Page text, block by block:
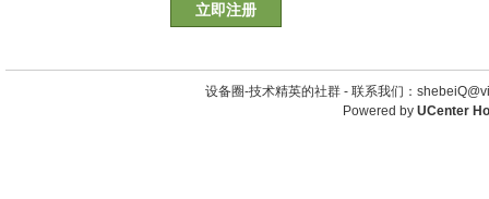
立即注册
设备圈-技术精英的社群 - 联系我们：
Powered by UCenter